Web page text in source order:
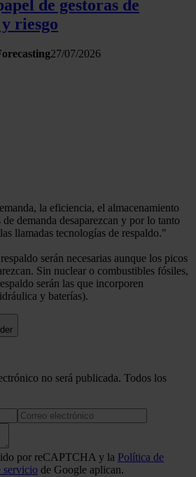
de gestoras de
riesgo
27/07/2026
la eficiencia, el almacenamiento
demanda desaparezcan y por lo tanto
llamadas tecnologías de respaldo."
serán necesarias aunque los picos
Sin nuclear o combustibles fósiles,
serán las que incorporen
y baterías).
no será publicada. Todos los
por reCAPTCHA y la Política de
servicio de Google aplican.